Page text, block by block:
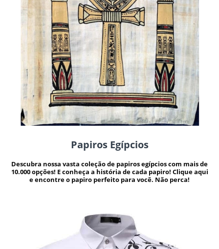
Papiros Egípcios
Descubra nossa vasta coleção de papiros egípcios com mais de
10.000 opções! E conheça a história de cada papiro! Clique aqui
e encontre o papiro perfeito para você. Não perca!